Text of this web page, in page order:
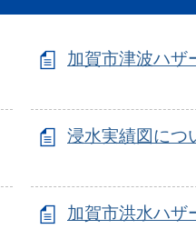
加賀市津波ハザ
浸水実績図につ
加賀市洪水ハザ